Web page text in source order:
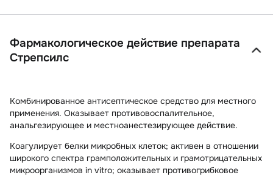
Фармакологическое действие препарата
Стрепсилс
Комбинированное антисептическое средство для местного
применения. Оказывает противовоспалительное,
анальгезирующее и местноанестезирующее действие.
Коагулирует белки микробных клеток; активен в отношении
широкого спектра грамположительных и грамотрицательных
микроорганизмов in vitro; оказывает противогрибковое